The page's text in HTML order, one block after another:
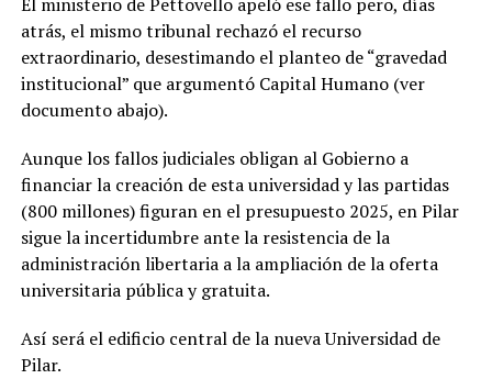
atrás, el mismo tribunal rechazó el recurso
extraordinario, desestimando el planteo de “gravedad
institucional” que argumentó Capital Humano (ver
documento abajo).
Aunque los fallos judiciales obligan al Gobierno a
financiar la creación de esta universidad y las partidas
(800 millones) figuran en el presupuesto 2025, en Pilar
sigue la incertidumbre ante la resistencia de la
administración libertaria a la ampliación de la oferta
universitaria pública y gratuita.
Así será el edificio central de la nueva Universidad de
Pilar.